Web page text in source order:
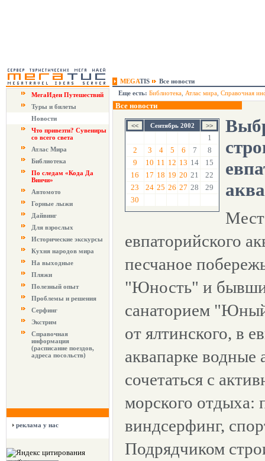
MEGATIS
Все новости
МегаИдеи Путешествий
Туры и билеты
Новости
Что привезти? Сувениры
со всего света
Атлас Мира
Библиотека
По следам «Кода Да
Винчи»
Автомото
Горные лыжи
Дайвинг
Для взрослых
Исторические экскурсы
Кухня народов мира
На выходные
Пляжи
Полезный опыт
Проблемы и решения
Серфинг
Экстрим
Справочная
информация
(расписание поездов,
адреса посольств)
реклама у нас
Еще есть: Библиотека Атлас мира Справочная
Все новости
Сентябрь 2002
1
2
3 4 5 6 7
8
9
10 11 12 13 14
15
16
17 18 19 20 21
22
23
24 25 26 27 28
29
30
евпаторийского
песчаное
"Юность" и
санаторием
от ялтинского, в
аквапарке водные
сочетаться с
морского отдыха:
виндсерфинг,
Подрядчиком